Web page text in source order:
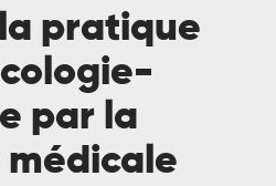
pratique
par la